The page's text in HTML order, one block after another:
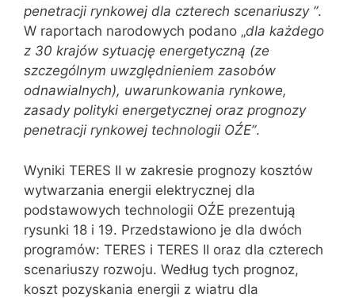
penetracji rynkowej dla czterech scenariuszy ”.
W raportach narodowych podano „dla każdego
z 30 krajów sytuację energetyczną (ze
szczególnym uwzględnieniem zasobów
odnawialnych), uwarunkowania rynkowe,
zasady polityki energetycznej oraz prognozy
penetracji rynkowej technologii OŹE”.
Wyniki TERES II w zakresie prognozy kosztów
wytwarzania energii elektrycznej dla
podstawowych technologii OŹE prezentują
rysunki 18 i 19. Przedstawiono je dla dwóch
programów: TERES i TERES II oraz dla czterech
scenariuszy rozwoju. Według tych prognoz,
koszt pozyskania energii z wiatru dla